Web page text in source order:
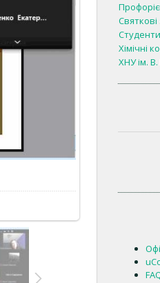
Хімічні
ХНУ ім.